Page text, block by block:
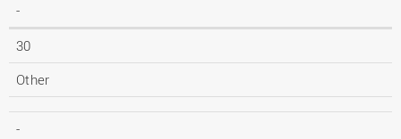
-
30
Other
-